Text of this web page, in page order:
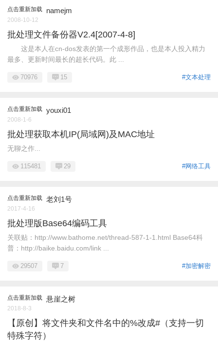
点击重新加载 namejm
2008-10-12
批处理文件备份器V2.4[2007-4-8]
这是本人在cn-dos发表的第一个成形作品，也是本人投入精力
最多、更新时间最长的超长代码。此 ...
#文本处理
70976 15
点击重新加载 youxi01
2008-1-6
批处理获取本机IP(局域网)及MAC地址
无聊之作...
#网络工具
115481 29
点击重新加载 老刘1号
2017-4-16
批处理版Base64编码工具
关联贴：http://www.bathome.net/thread-587-1-1.html Base64科
普：http://baike.baidu.com/link ...
#加密解密
29507 7
点击重新加载 悬崖之树
2018-8-3
【原创】将文件夹和文件名中的%改成#（支持一切
特殊字符）